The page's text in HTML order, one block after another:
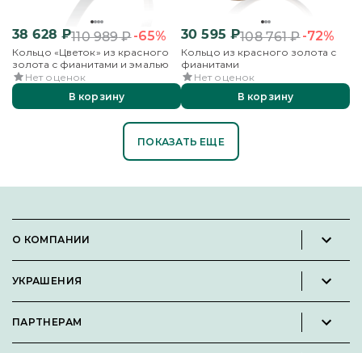
38 628 ₽110 989₽-65%
Кольцо «Цветок» из красного
золота с фианитами и эмалью
Нет оценок
В корзину
30 595 ₽108 761₽-72%
Кольцо из красного золота с
фианитами
Нет оценок
В корзину
ПОКАЗАТЬ ЕЩЕ
О КОМПАНИИ
Вакансии
УКРАШЕНИЯ
Кольца
ПАРТНЕРАМ